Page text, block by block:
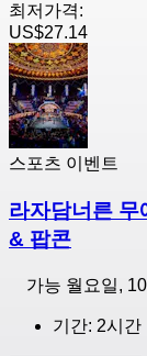
최저가격:
US$27.14
스포츠 이벤트
라자담너른 무
& 팝콘
가능 월요일,
기간: 2시간